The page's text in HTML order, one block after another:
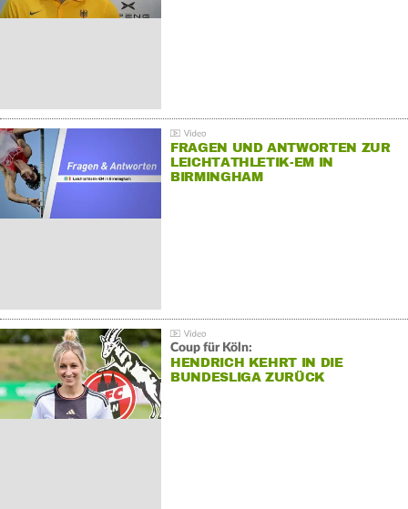
FRAGEN UND ANTWORTEN ZUR
LEICHTATHLETIK-EM IN
BIRMINGHAM
Coup für Köln:
HENDRICH KEHRT IN DIE
BUNDESLIGA ZURÜCK